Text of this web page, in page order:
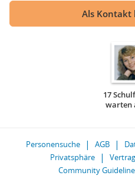
Als Kontakt
17
warten
Personensuche AGB
Privatsphäre
Community